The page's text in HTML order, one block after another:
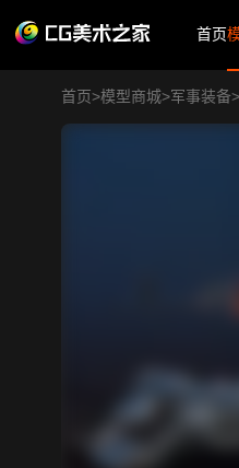
首页
首页>模型商城>军事装备>